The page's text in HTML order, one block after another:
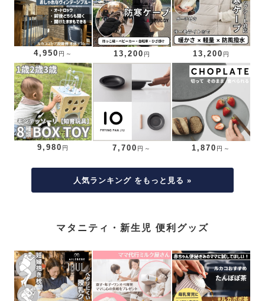
4,950 円～ 13,200 円 13,200 円
9,980 円 7,700 円～ 1,870 円～
人気ランキング をもっと見る »
マタニティ・新生児 便利グッズ